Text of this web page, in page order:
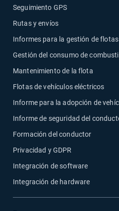
Seguimiento GPS
Rutas y envíos
Informes para la gestión de flotas
Gestión del consumo de
Mantenimiento de la flota
Flotas de vehículos eléctricos
Informe para la adopción de
Informe de seguridad del
Formación del conductor
Privacidad y GDPR
Integración de software
Integración de hardware